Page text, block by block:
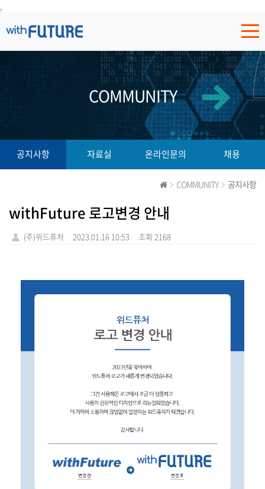
,
COMMUNITY
공지사항 자료실 온라인문의 채용
COMMUNITY 공지사항
withFuture 로고변경 안내
(주)위드퓨처 2023.01.16 10:53 조회 2168